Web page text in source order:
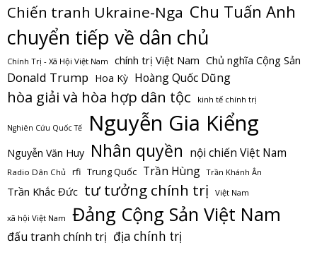
Chiến tranh Ukraine-Nga Chu Tuấn Anh
chuyển tiếp về dân chủ
Chính Trị - Xã Hội Việt Nam chính trị Việt Nam Chủ nghĩa Cộng Sản
Donald Trump Hoa Kỳ Hoàng Quốc Dũng
hòa giải và hòa hợp dân tộc kinh tế chính trị
Nghiên Cứu Quốc Tế Nguyễn Gia Kiểng
Nguyễn Văn Huy Nhân quyền nội chiến Việt Nam
Radio Dân Chủ rfi Trung Quốc Trần Hùng Trần Khánh Ân
Trần Khắc Đức tư tưởng chính trị Việt Nam
xã hội Việt Nam Đảng Cộng Sản Việt Nam
đấu tranh chính trị địa chính trị